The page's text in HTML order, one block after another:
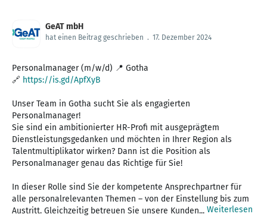
GeAT mbH
hat einen Beitrag geschrieben . 17. Dezember 2024
Personalmanager (m/w/d) 📍 Gotha
🔗 https://is.gd/ApfXyB
Unser Team in Gotha sucht Sie als engagierten
Personalmanager!
Sie sind ein ambitionierter HR-Profi mit ausgeprägtem
Dienstleistungsgedanken und möchten in Ihrer Region als
Talentmultiplikator wirken? Dann ist die Position als
Personalmanager genau das Richtige für Sie!
In dieser Rolle sind Sie der kompetente Ansprechpartner für
alle personalrelevanten Themen – von der Einstellung bis zum
Austritt. Gleichzeitig betreuen Sie unsere Kunden... Weiterlesen